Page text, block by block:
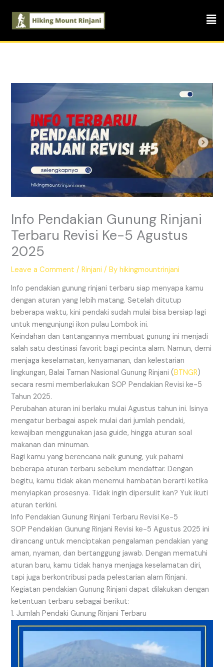
content
Info Pendakian Gunung Rinjani
Terbaru Revisi Ke-5 Agustus
2025
Leave a Comment /Rinjani / Byhikingmountrinjani
Info pendakian gunung rinjani terbaru siap menyapa kamu
dengan aturan yang lebih matang. Setelah ditutup
beberapa waktu, kini pendaki sudah mulai bisa bersiap lagi
untuk mengunjungi ikon pulau Lombok ini.
Keindahan dan tantangannya membuat gunung ini menjadi
salah satu destinasi favorit bagi pecinta alam. Namun, demi
menjaga keselamatan, kenyamanan, dan kelestarian
lingkungan, Balai Taman Nasional Gunung Rinjani (BTNGR)
secara resmi memberlakukan SOP Pendakian Revisi ke-5
Tahun 2025.
Perubahan aturan ini berlaku mulai Agustus tahun ini. Isinya
mengatur berbagai aspek mulai dari jumlah pendaki,
kewajiban menggunakan jasa guide, hingga aturan soal
makanan dan minuman.
Bagi kamu yang berencana naik gunung, yuk pahami
beberapa aturan terbaru sebelum mendaftar. Dengan
begitu, kamu tidak akan menemui hambatan berarti ketika
menyiapkan prosesnya. Tidak ingin dipersulit kan? Yuk ikuti
aturan terkini.
Info Pendakian Gunung Rinjani Terbaru Revisi Ke-5
SOP Pendakian Gunung Rinjani Revisi ke-5 Agustus 2025 ini
dirancang untuk menciptakan pengalaman pendakian yang
aman, nyaman, dan bertanggung jawab. Dengan mematuhi
aturan baru, kamu tidak hanya menjaga keselamatan diri,
tapi juga berkontribusi pada pelestarian alam Rinjani.
Kegiatan pendakian Gunung Rinjani dapat dilakukan dengan
ketentuan terbaru sebagai berikut:
1. Jumlah Pendaki Gunung Rinjani Terbaru